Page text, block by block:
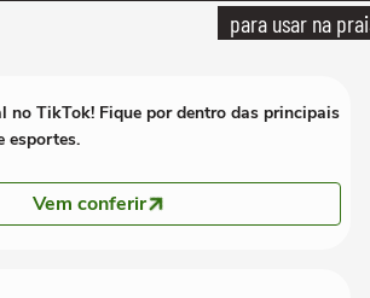
para usar na
no TikTok! Fique por dentro das principais
esportes.
Vem conferir